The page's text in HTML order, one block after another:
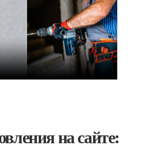
на сайте: